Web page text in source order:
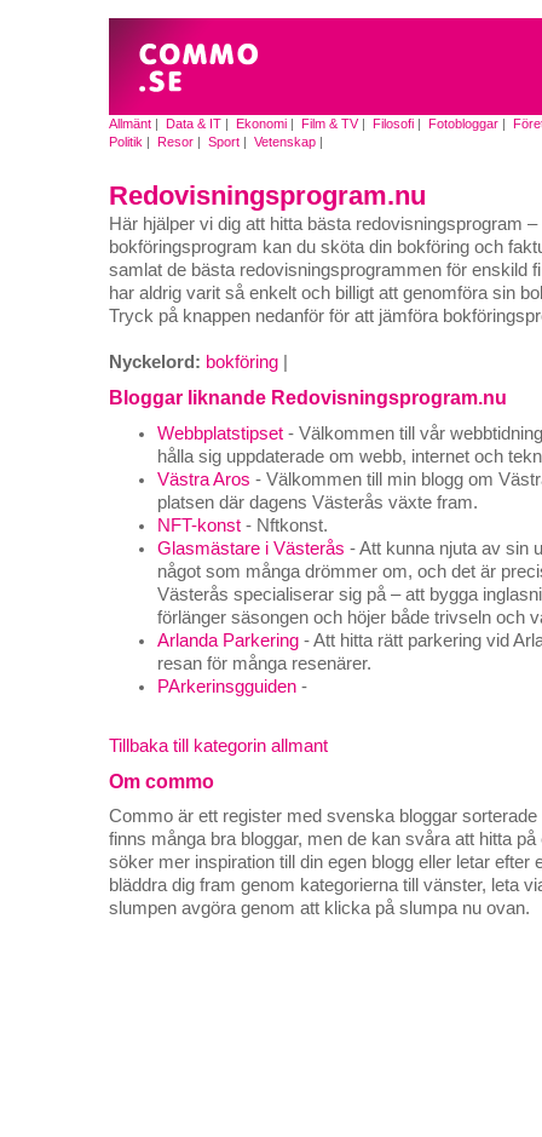
Allmänt | Data & IT | Ekonomi | Film & TV| Filosofi | Fotobloggar |
Politik | Resor | Sport | Vetenskap |
Redovisningsprogram.nu
Här hjälper vi dig att hitta bästa redovisningsprogram
bokföringsprogram kan du sköta din bokföring och
samlat de bästa redovisningsprogrammen för enskild
har aldrig varit så enkelt och billigt att genomföra sin
Tryck på knappen nedanför för att jämföra
Nyckelord: bokföring
Bloggar liknande Redovisningsprogram.nu
Webbplatstipset - Välkommen till vår
hålla sig uppdaterade om webb, internet och
Västra Aros - Välkommen till min blogg om
platsen där dagens Västerås växte fram.
NFT-konst - Nftkonst.
Glasmästare i Västerås - Att kunna njuta av sin
något som många drömmer om, och det är
Västerås specialiserar sig på – att bygga
förlänger säsongen och höjer både trivseln och
Arlanda Parkering - Att hitta rätt parkering vid
resan för många resenärer.
PArkerinsgguiden -
Tillbaka till kategorin allmant
Om commo
Commo är ett register med svenska bloggar sorterade
finns många bra bloggar, men de kan svåra att hitta
söker mer inspiration till din egen blogg eller letar efter
bläddra dig fram genom kategorierna till vänster, leta
slumpen avgöra genom att klicka på slumpa nu ovan.